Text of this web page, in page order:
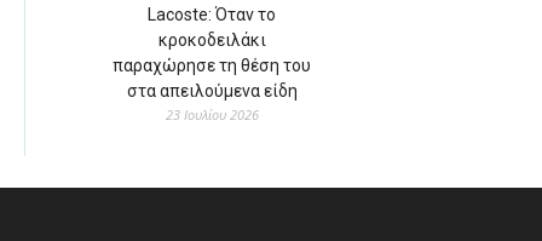
Lacoste: Όταν το
κροκοδειλάκι
παραχώρησε τη θέση του
στα απειλούμενα είδη
23 Ιουλίου 2026